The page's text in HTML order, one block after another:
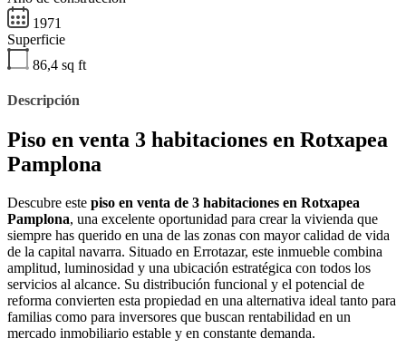
1971
Superficie
86,4 sq ft
Descripción
Piso en venta 3 habitaciones en Rotxapea
Pamplona
Descubre este piso en venta de 3 habitaciones en Rotxapea
Pamplona, una excelente oportunidad para crear la vivienda que
siempre has querido en una de las zonas con mayor calidad de vida
de la capital navarra. Situado en Errotazar, este inmueble combina
amplitud, luminosidad y una ubicación estratégica con todos los
servicios al alcance. Su distribución funcional y el potencial de
reforma convierten esta propiedad en una alternativa ideal tanto para
familias como para inversores que buscan rentabilidad en un
mercado inmobiliario estable y en constante demanda.